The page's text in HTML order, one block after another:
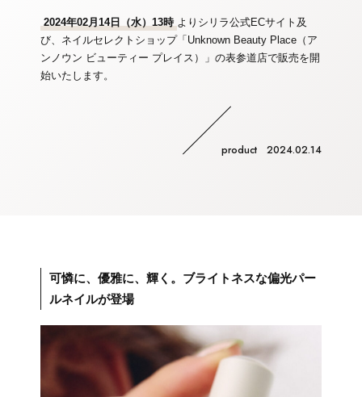
2024年02月14日（水）13時 よりシリラ公式ECサイト及
び、ネイルセレクトショップ「Unknown Beauty Place（ア
ンノウン ビューティー プレイス）」の表参道店で販売を開
始いたします。
product 2024.02.14
可憐に、優雅に、輝く。ブライトネスな偏光パー
ルネイルが登場